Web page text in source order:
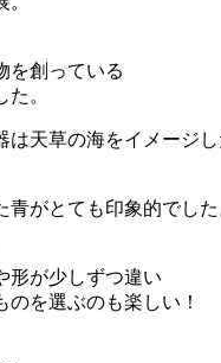
を創っている
。
は天草の海をイメージ
がとても印象的でした
形が少しずつ違い
を選ぶのも楽しい！